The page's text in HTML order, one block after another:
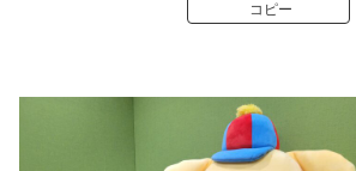
コピー